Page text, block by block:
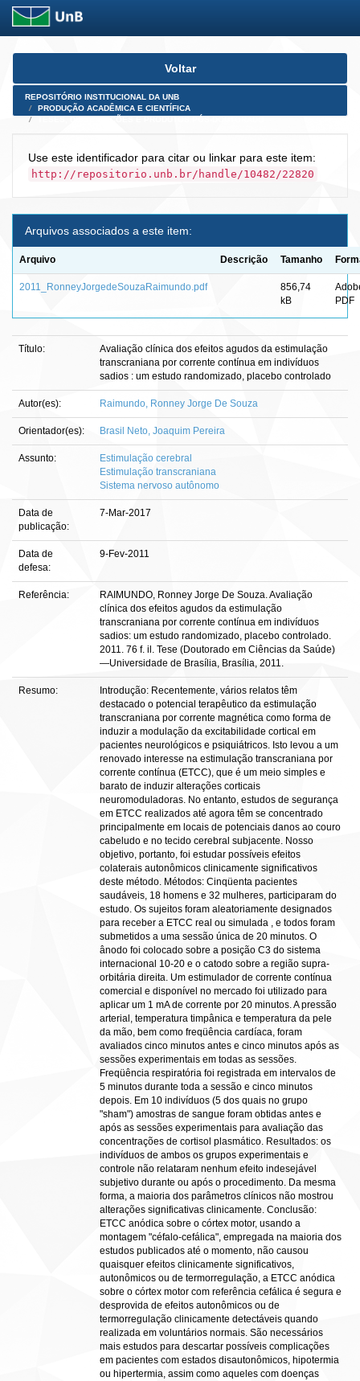
Skip
Voltar
REPOSITÓRIO INSTITUCIONAL DA UNB
PRODUÇÃO ACADÊMICA E CIENTÍFICA
Use este identificador para citar ou linkar para este item:
http://repositorio.unb.br/handle/10482/22820
Arquivos associados a este item:
Arquivo Descrição Tamanho
2011_RonneyJorgedeSouzaRaimundo.pdf
856,74
kB
PDF
Título:
Avaliação clínica dos efeitos agudos da estimulação
transcraniana por corrente contínua em indivíduos
sadios : um estudo randomizado, placebo controlado
Autor(es): Raimundo, Ronney Jorge De Souza
Orientador(es): Brasil Neto, Joaquim Pereira
Assunto:
Estimulação cerebral
Estimulação transcraniana
Sistema nervoso autônomo
Data de
publicação:
7-Mar-2017
Data de
defesa:
9-Fev-2011
Referência:
RAIMUNDO, Ronney Jorge De Souza. Avaliação
clínica dos efeitos agudos da estimulação
transcraniana por corrente contínua em indivíduos
sadios: um estudo randomizado, placebo controlado.
2011. 76 f. il. Tese (Doutorado em Ciências da Saúde)
—Universidade de Brasília, Brasília, 2011.
Resumo:
Introdução: Recentemente, vários relatos têm
destacado o potencial terapêutico da estimulação
transcraniana por corrente magnética como forma de
induzir a modulação da excitabilidade cortical em
pacientes neurológicos e psiquiátricos. Isto levou a um
renovado interesse na estimulação transcraniana por
corrente contínua (ETCC), que é um meio simples e
barato de induzir alterações corticais
neuromoduladoras. No entanto, estudos de segurança
em ETCC realizados até agora têm se concentrado
principalmente em locais de potenciais danos ao couro
cabeludo e no tecido cerebral subjacente. Nosso
objetivo, portanto, foi estudar possíveis efeitos
colaterais autonômicos clinicamente significativos
deste método. Métodos: Cinqüenta pacientes
saudáveis, 18 homens e 32 mulheres, participaram do
estudo. Os sujeitos foram aleatoriamente designados
para receber a ETCC real ou simulada , e todos foram
submetidos a uma sessão única de 20 minutos. O
ânodo foi colocado sobre a posição C3 do sistema
internacional 10-20 e o catodo sobre a região supra-
orbitária direita. Um estimulador de corrente contínua
comercial e disponível no mercado foi utilizado para
aplicar um 1 mA de corrente por 20 minutos. A pressão
arterial, temperatura timpânica e temperatura da pele
da mão, bem como freqüência cardíaca, foram
avaliados cinco minutos antes e cinco minutos após as
sessões experimentais em todas as sessões.
Freqüência respiratória foi registrada em intervalos de
5 minutos durante toda a sessão e cinco minutos
depois. Em 10 indivíduos (5 dos quais no grupo
"sham") amostras de sangue foram obtidas antes e
após as sessões experimentais para avaliação das
concentrações de cortisol plasmático. Resultados: os
indivíduos de ambos os grupos experimentais e
controle não relataram nenhum efeito indesejável
subjetivo durante ou após o procedimento. Da mesma
forma, a maioria dos parâmetros clínicos não mostrou
alterações significativas clinicamente. Conclusão:
ETCC anódica sobre o córtex motor, usando a
montagem "céfalo-cefálica", empregada na maioria dos
estudos publicados até o momento, não causou
quaisquer efeitos clinicamente significativos,
autonômicos ou de termorregulação, a ETCC anódica
sobre o córtex motor com referência cefálica é segura e
desprovida de efeitos autonômicos ou de
termorregulação clinicamente detectáveis quando
realizada em voluntários normais. São necessários
mais estudos para descartar possíveis complicações
em pacientes com estados disautonômicos, hipotermia
ou hipertermia, assim como aqueles com doenças